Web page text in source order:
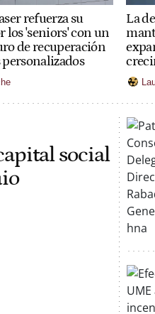
refuerza su
los 'seniors' con un
de recuperación
La
social